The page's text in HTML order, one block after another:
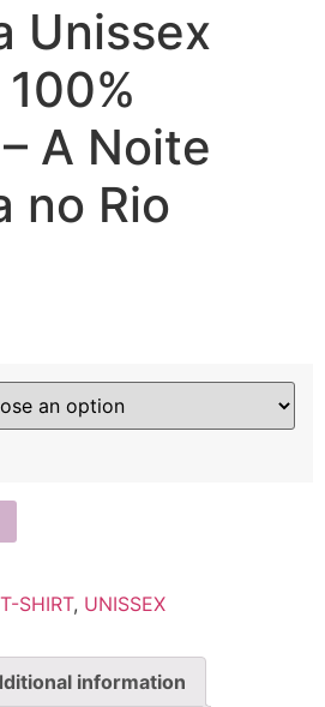
Unissex
A Noite
no Rio
T-SHIRT, UNISSEX
information